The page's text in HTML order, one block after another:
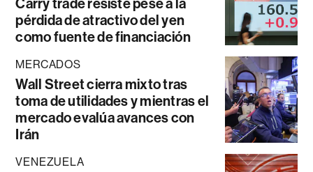
pérdida de atractivo del yen
como fuente de financiación
MERCADOS
Wall Street cierra mixto tras
toma de utilidades y mientras el
mercado evalúa avances con
Irán
VENEZUELA